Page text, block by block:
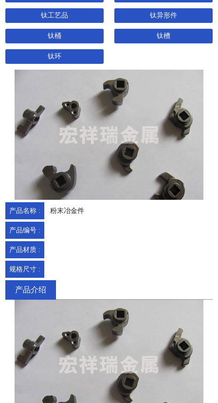
钛工艺品 钛异形件
钛桶 钛槽
钛环
产品名称 : 粉末冶金件
产品编号 :
产品材质 :
规格尺寸 :
产品介绍